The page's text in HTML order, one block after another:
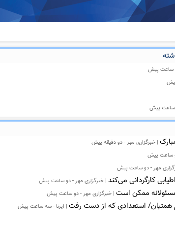
ساعت پیش
ساعت پیش
| خبرگزاری مهر - دو دقیقه پیش
ساعت پیش
مهر - دو ساعت پیش
کارگردانی می‌کند | خبرگزاری مهر - دو ساعت پیش
ممکن است | خبرگزاری مهر - دو ساعت پیش
همتیان/ استعدادی که از دست رفت | ایرنا - سه ساعت پیش